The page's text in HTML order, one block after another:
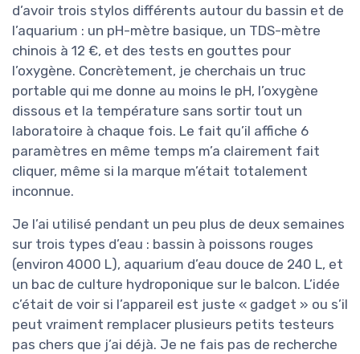
d’avoir trois stylos différents autour du bassin et de
l’aquarium : un pH-mètre basique, un TDS-mètre
chinois à 12 €, et des tests en gouttes pour
l’oxygène. Concrètement, je cherchais un truc
portable qui me donne au moins le pH, l’oxygène
dissous et la température sans sortir tout un
laboratoire à chaque fois. Le fait qu’il affiche 6
paramètres en même temps m’a clairement fait
cliquer, même si la marque m’était totalement
inconnue.
Je l’ai utilisé pendant un peu plus de deux semaines
sur trois types d’eau : bassin à poissons rouges
(environ 4000 L), aquarium d’eau douce de 240 L, et
un bac de culture hydroponique sur le balcon. L’idée
c’était de voir si l’appareil est juste « gadget » ou s’il
peut vraiment remplacer plusieurs petits testeurs
pas chers que j’ai déjà. Je ne fais pas de recherche